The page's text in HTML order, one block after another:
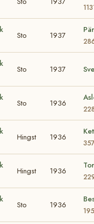
Sto 1937
Sto 1937
Sto 1936
Hingst 1936
Hingst 1936
Sto 1936